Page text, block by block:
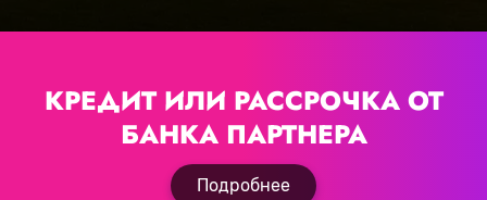
КРЕДИТ ИЛИ РАССРОЧКА ОТ
БАНКА ПАРТНЕРА
Подробнее